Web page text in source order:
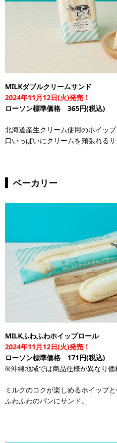
MILKダブルクリームサンド
2024年11月12日(火)発売！
ローソン標準価格 365円(税込)
北海道産生クリーム使用のホイッ
口いっぱいにクリームを頬張れるサ
ベーカリー
MILKふわふわホイップロール
2024年11月12日(火)発売！
ローソン標準価格 171円(税込)
※沖縄地域では商品仕様が異なり価
ミルクのコクが楽しめるホイップ
ふわふわのパンにサンド。